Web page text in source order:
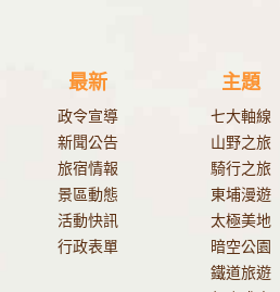
最新
政令宣導
新聞公告
旅宿情報
景區動態
活動快訊
行政表單
主題
七大軸線
山野之旅
騎行之旅
東埔漫遊
太極美地
暗空公園
鐵道旅遊